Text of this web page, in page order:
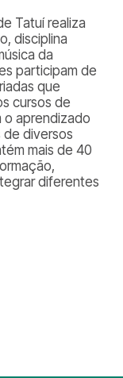
Tatuí realiza
disciplina
da
participam de
que
cursos de
o aprendizado
diversos
mais de 40
diferentes